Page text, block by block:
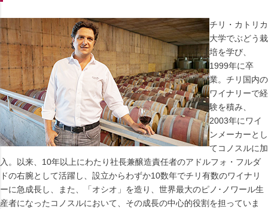
チリ・カトリカ
大学でぶどう栽
培を学び、
1999年に卒
業。チリ国内の
ワイナリーで経
験を積み、
2003年にワイ
ンメーカーとし
てコノスルに加
入。以来、10年以上にわたり社長兼醸造責任者のアドルフォ・フルダ
ドの右腕として活躍し、設立からわずか10数年でチリ有数のワイナリ
ーに急成長し、また、「オシオ」を造り、世界最大のピノ･ノワール生
産者になったコノスルにおいて、その成長の中心的役割を担っていま